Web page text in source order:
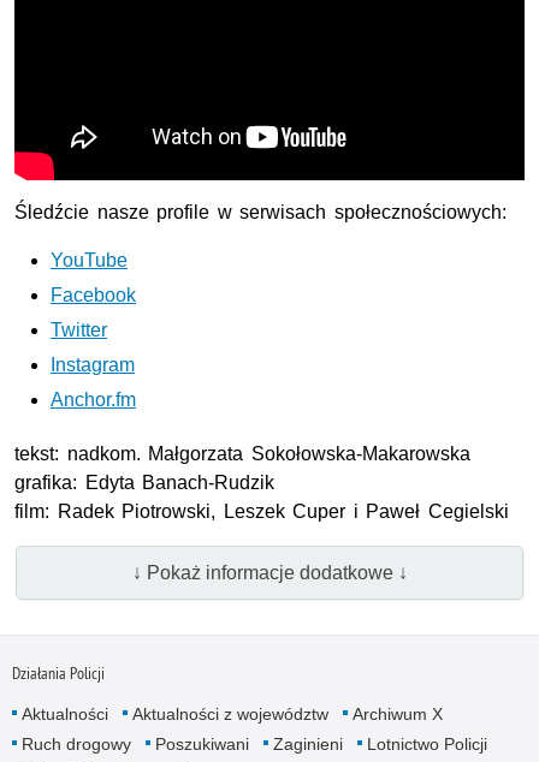
Śledźcie nasze profile w serwisach społecznościowych:
YouTube
Facebook
Twitter
Instagram
Anchor.fm
tekst: nadkom. Małgorzata Sokołowska-Makarowska
grafika: Edyta Banach-Rudzik
film: Radek Piotrowski, Leszek Cuper i Paweł Cegielski
↓ Pokaż informacje dodatkowe ↓
Działania Policji
Aktualności Aktualności z województw
Archiwum X
Ruch drogowy
Poszukiwani Zaginieni
Lotnictwo Policji